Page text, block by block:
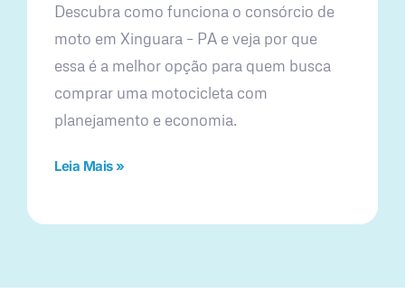
Descubra como funciona o consórcio de
moto em Xinguara – PA e veja por que
essa é a melhor opção para quem busca
comprar uma motocicleta com
planejamento e economia.
Leia Mais »